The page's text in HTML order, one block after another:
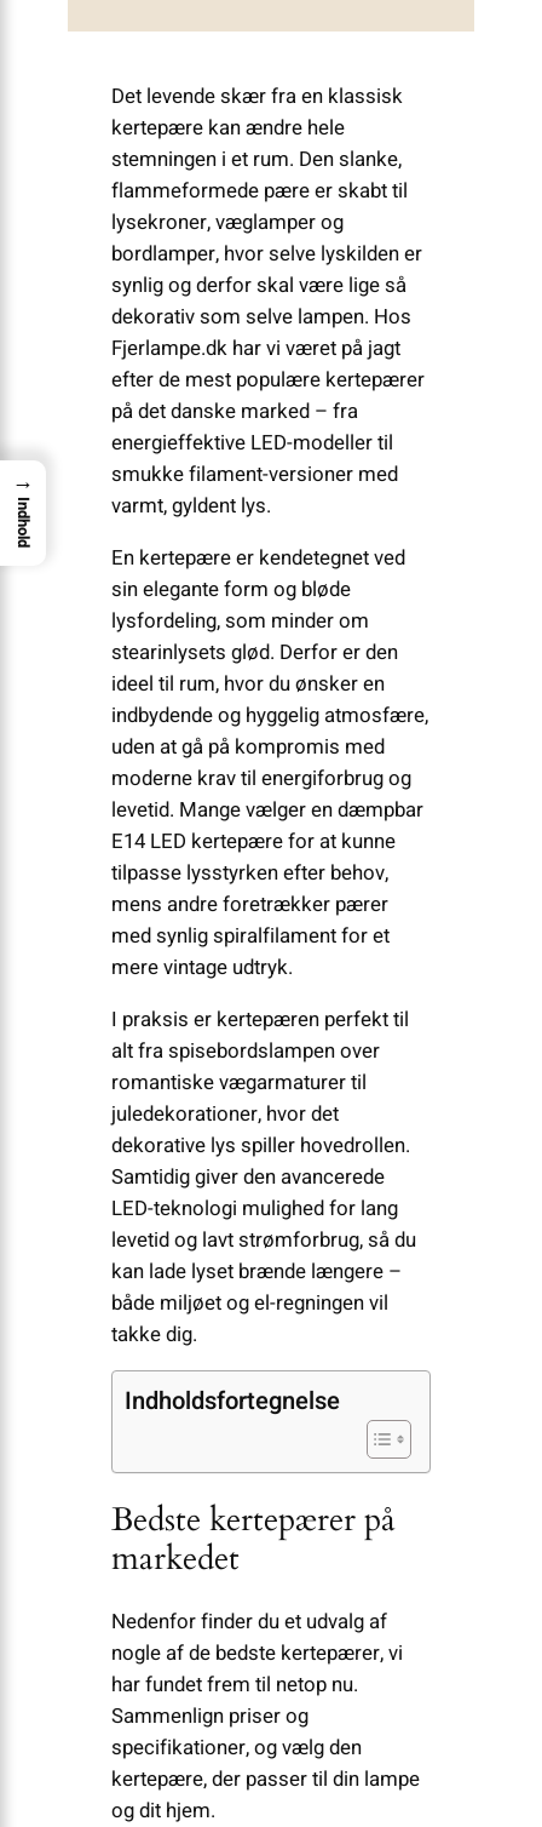
Det levende skær fra en klassisk
kertepære kan ændre hele
stemningen i et rum. Den slanke,
flammeformede pære er skabt til
lysekroner, væglamper og
bordlamper, hvor selve lyskilden er
synlig og derfor skal være lige så
dekorativ som selve lampen. Hos
Fjerlampe.dk har vi været på jagt
efter de mest populære kertepærer
på det danske marked – fra
energieffektive LED-modeller til
smukke filament-versioner med
varmt, gyldent lys.
En kertepære er kendetegnet ved
sin elegante form og bløde
lysfordeling, som minder om
stearinlysets glød. Derfor er den
ideel til rum, hvor du ønsker en
indbydende og hyggelig atmosfære,
uden at gå på kompromis med
moderne krav til energiforbrug og
levetid. Mange vælger en dæmpbar
E14 LED kertepære for at kunne
tilpasse lysstyrken efter behov,
mens andre foretrækker pærer
med synlig spiralfilament for et
mere vintage udtryk.
I praksis er kertepæren perfekt til
alt fra spisebordslampen over
romantiske vægarmaturer til
juledekorationer, hvor det
dekorative lys spiller hovedrollen.
Samtidig giver den avancerede
LED-teknologi mulighed for lang
levetid og lavt strømforbrug, så du
kan lade lyset brænde længere –
både miljøet og el-regningen vil
takke dig.
Indholdsfortegnelse
Bedste kertepærer på
markedet
Nedenfor finder du et udvalg af
nogle af de bedste kertepærer, vi
har fundet frem til netop nu.
Sammenlign priser og
specifikationer, og vælg den
kertepære, der passer til din lampe
og dit hjem.
→
Indhold